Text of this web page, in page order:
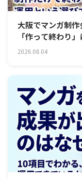
大阪でマンガ制
「作って終わり
2026.08.04